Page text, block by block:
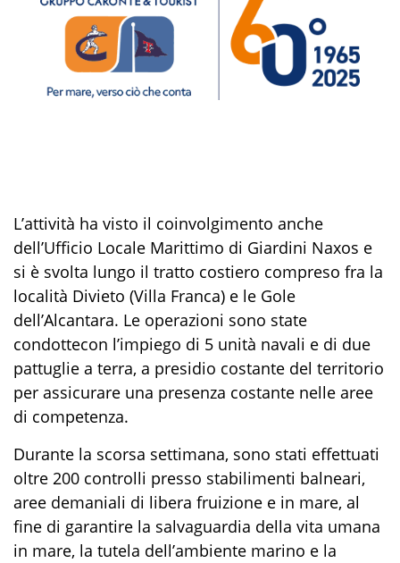
L’attività ha visto il coinvolgimento anche
dell’Ufficio Locale Marittimo di Giardini Naxos e
si è svolta lungo il tratto costiero compreso fra la
località Divieto (Villa Franca) e le Gole
dell’Alcantara. Le operazioni sono state
condottecon l’impiego di 5 unità navali e di due
pattuglie a terra, a presidio costante del territorio
per assicurare una presenza costante nelle aree
di competenza.
Durante la scorsa settimana, sono stati effettuati
oltre 200 controlli presso stabilimenti balneari,
aree demaniali di libera fruizione e in mare, al
fine di garantire la salvaguardia della vita umana
in mare, la tutela dell’ambiente marino e la